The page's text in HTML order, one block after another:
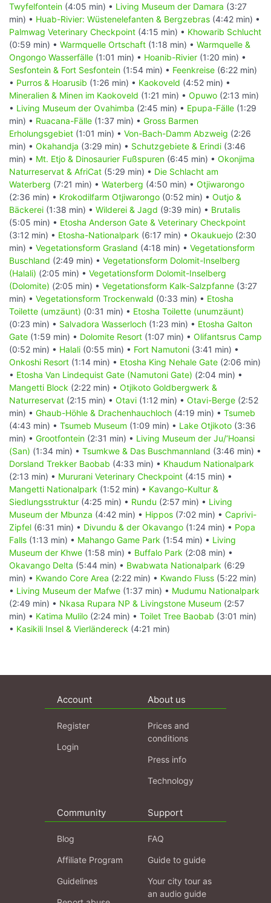
Twyfelfontein (4:05 min) • Living Museum der Damara (3:27
min) • Huab-Rivier: Wüstenelefanten & Bergzebras (4:42 min) •
Palmwag Veterinary Checkpoint (4:15 min) • Khowarib Schlucht
(0:59 min) • Warmquelle Ortschaft (1:18 min) • Warmquelle &
Ongongo Wasserfälle (1:01 min) • Hoanib-Rivier (1:20 min) •
Sesfontein & Fort Sesfontein (1:54 min) • Feenkreise (6:22 min)
• Purros & Hoarusib (1:26 min) • Kaokoveld (4:52 min) •
Mineralien & Minen im Kaokoveld (1:21 min) • Opuwo (2:13 min)
• Living Museum der Ovahimba (2:45 min) • Epupa-Fälle (1:29
min) • Ruacana-Fälle (1:37 min) • Gross Barmen
Erholungsgebiet (1:01 min) • Von-Bach-Damm Abzweig (2:26
min) • Okahandja (3:29 min) • Schutzgebiete & Erindi (3:46
min) • Mt. Etjo & Dinosaurier Fußspuren (6:45 min) • Okonjima
Naturreservat & AfriCat (5:29 min) • Die Schlacht am
Waterberg (7:21 min) • Waterberg (4:50 min) • Otjiwarongo
(2:36 min) • Krokodilfarm Otjiwarongo (0:52 min) • Outjo &
Bäckerei (1:38 min) • Wilderei & Jagd (9:39 min) • Brutalis
(5:05 min) • Etosha Anderson Gate & Veterinary Checkpoint
(3:12 min) • Etosha-Nationalpark (6:17 min) • Okaukuejo (2:30
min) • Vegetationsform Grasland (4:18 min) • Vegetationsform
Buschland (2:49 min) • Vegetationsform Dolomit-Inselberg
(Halali) (2:05 min) • Vegetationsform Dolomit-Inselberg
(Dolomite) (2:05 min) • Vegetationsform Kalk-Salzpfanne (3:27
min) • Vegetationsform Trockenwald (0:33 min) • Etosha
Toilette (umzäunt) (0:31 min) • Etosha Toilette (unumzäunt)
(0:23 min) • Salvadora Wasserloch (1:23 min) • Etosha Galton
Gate (1:59 min) • Dolomite Resort (1:07 min) • Olifantsrus Camp
(0:52 min) • Halali (0:55 min) • Fort Namutoni (3:41 min) •
Onkoshi Resort (1:14 min) • Etosha King Nehale Gate (2:06 min)
• Etosha Van Lindequist Gate (Namutoni Gate) (2:04 min) •
Mangetti Block (2:22 min) • Otjikoto Goldbergwerk &
Naturreservat (2:15 min) • Otavi (1:12 min) • Otavi-Berge (2:52
min) • Ghaub-Höhle & Drachenhauchloch (4:19 min) • Tsumeb
(4:43 min) • Tsumeb Museum (1:09 min) • Lake Otjikoto (3:36
min) • Grootfontein (2:31 min) • Living Museum der Ju/‘Hoansi
(San) (1:34 min) • Tsumkwe & Das Buschmannland (3:46 min) •
Dorsland Trekker Baobab (4:33 min) • Khaudum Nationalpark
(2:13 min) • Mururani Veterinary Checkpoint (4:15 min) •
Mangetti Nationalpark (1:52 min) • Kavango-Kultur &
Siedlungsstruktur (4:25 min) • Rundu (2:57 min) • Living
Museum der Mbunza (4:42 min) • Hippos (7:02 min) • Caprivi-
Zipfel (6:31 min) • Divundu & der Okavango (1:24 min) • Popa
Falls (1:13 min) • Mahango Game Park (1:54 min) • Living
Museum der Khwe (1:58 min) • Buffalo Park (2:08 min) •
Okavango Delta (5:44 min) • Bwabwata Nationalpark (6:29
min) • Kwando Core Area (2:22 min) • Kwando Fluss (5:22 min)
• Living Museum der Mafwe (1:37 min) • Mudumu Nationalpark
(2:49 min) • Nkasa Rupara NP & Livingstone Museum (2:57
min) • Katima Mulilo (2:24 min) • Toilet Tree Baobab (3:01 min)
• Kasikili Insel & Vierländereck (4:21 min)
Account
Register
Login
About us
Prices and
conditions
Press info
Technology
Community
Blog
Affiliate Program
Guidelines
Support
FAQ
Guide to guide
Your city tour as
an audio guide